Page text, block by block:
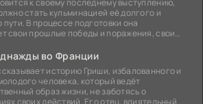
стать кульминацией её долгого и
В процессе подготовки она
свои прошлые победы и поражения, свои
во Франции
историю Гриши, избалованного и
человека, который ведёт
образ жизни, не заботясь о
своих действий. Его отец, влиятельный